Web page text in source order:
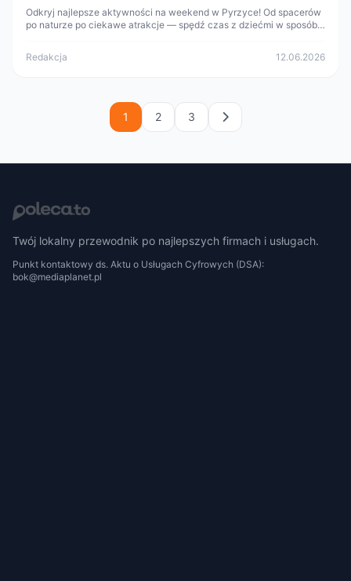
Odkryj najlepsze aktywności na weekend w Pyrzyce! Od spacerów
po naturze po ciekawe atrakcje — spędź czas z dziećmi w sposób
Redakcja
12.06.2026
1 2 3
Twój lokalny przewodnik po najlepszych firmach i usługach.
Punkt kontaktowy ds. Aktu o Usługach Cyfrowych (DSA):
bok@mediaplanet.pl